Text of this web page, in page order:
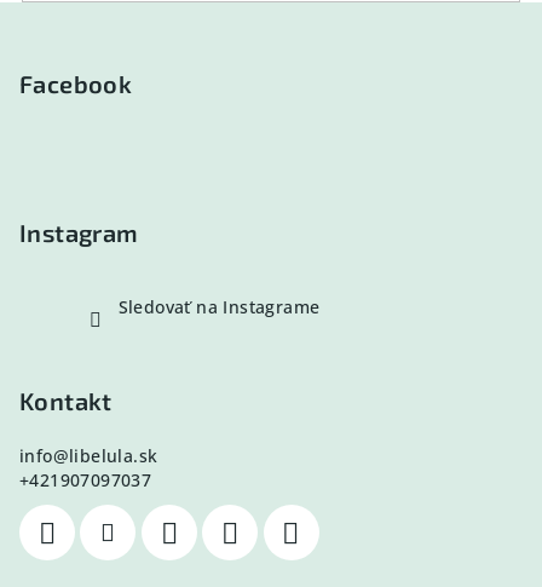
Facebook
Instagram
Sledovať na Instagrame
Kontakt
info@libelula.sk
+421907097037